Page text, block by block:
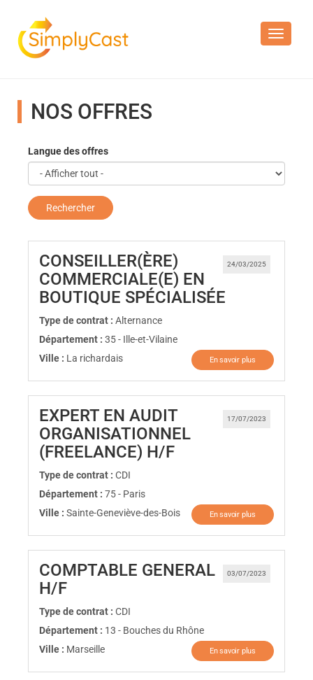
Toggle
NOS OFFRES
Langue des offres
Rechercher
24/03/2025
CONSEILLER(ÈRE)
COMMERCIALE(E) EN
BOUTIQUE SPÉCIALISÉE
Type de contrat : Alternance
Département : 35 - Ille-et-Vilaine
Ville : La richardais En savoir plus
17/07/2023
EXPERT EN AUDIT
ORGANISATIONNEL
(FREELANCE) H/F(Nouvelle fenêtre)
Type de contrat : CDI
Département : 75 - Paris
Ville : Sainte-Geneviève-des-Bois En savoir plus
03/07/2023
COMPTABLE GENERAL
H/F(Nouvelle fenêtre)
Type de contrat : CDI
Département : 13 - Bouches du Rhône
Ville : Marseille En savoir plus